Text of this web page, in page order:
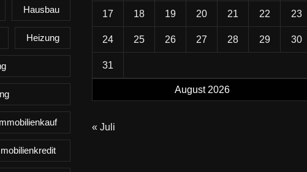
Hausbau
Heizung
August 2026
17 18 19 20 21 22 23
24 25 26 27 28 29 30
31
« Juli